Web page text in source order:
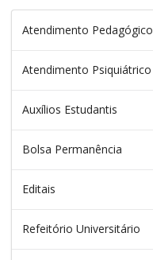
Atendimento Pedagógico
Atendimento Psiquiátrico
Auxílios Estudantis
Bolsa Permanência
Editais
Refeitório Universitário